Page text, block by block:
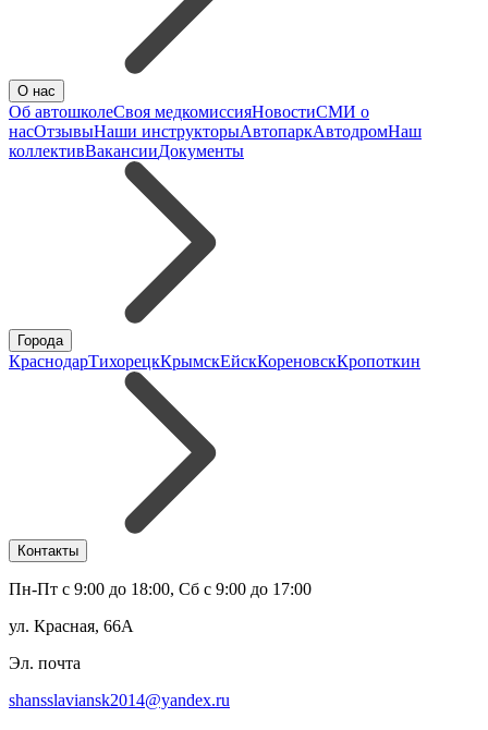
О нас
Об автошколеСвоя медкомиссияНовостиСМИ о
насОтзывыНаши инструкторыАвтопаркАвтодромНаш
коллективВакансииДокументы
Города
КраснодарТихорецкКрымскЕйскКореновскКропоткин
Контакты
Пн-Пт с 9:00 до 18:00, Сб с 9:00 до 17:00
ул. Красная, 66А
Эл. почта
shansslaviansk2014@yandex.ru